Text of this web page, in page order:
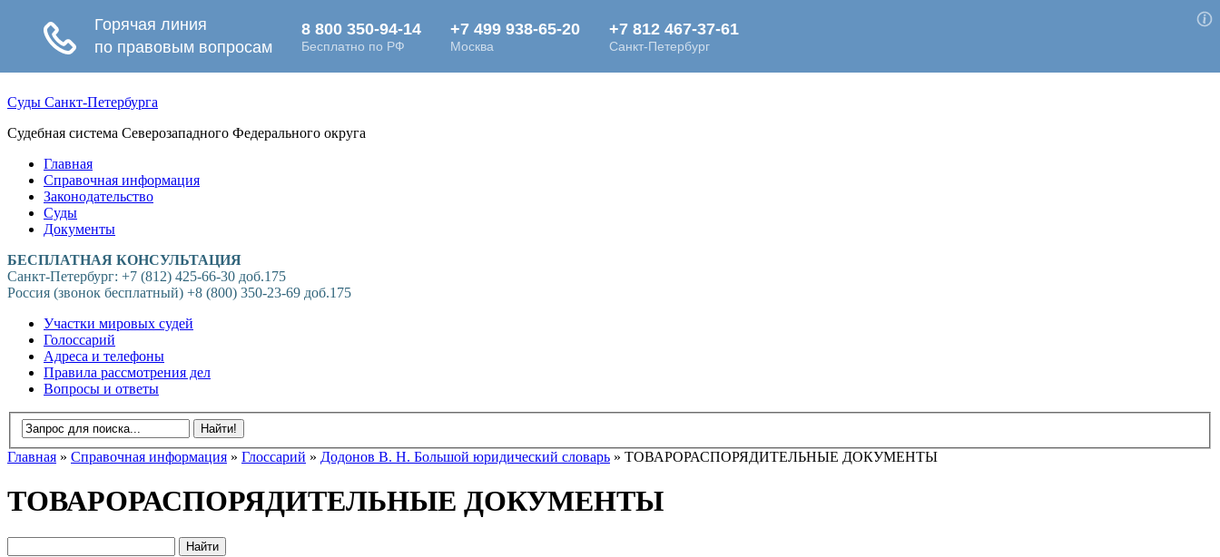
Суды Санкт-Петербурга
Судебная система Северозападного Федерального округа
Главная
Справочная информация
Законодательство
Суды
Документы
БЕСПЛАТНАЯ КОНСУЛЬТАЦИЯ
Санкт-Петербург: +7 (812) 425-66-30 доб.175
Россия (звонок бесплатный) +8 (800) 350-23-69 доб.175
Участки мировых судей
Голоссарий
Адреса и телефоны
Правила рассмотрения дел
Вопросы и ответы
Главная » Справочная информация » Глоссарий » Додонов В. Н. Большой юридический словарь » ТОВАРОРАСПОРЯДИТЕЛЬНЫЕ ДОКУМЕНТЫ
ТОВАРОРАСПОРЯДИТЕЛЬНЫЕ ДОКУМЕНТЫ